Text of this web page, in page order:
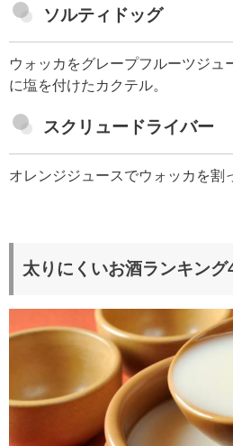
ソルティドッグ
ウォッカをグレープフルーツジュ
に塩を付けたカクテル。
スクリュードライバー
オレンジジュースでウォッカを割
太りにくいお酒ランキング